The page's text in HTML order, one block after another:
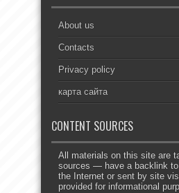
About us
Contacts
Privacy policy
карта сайта
CONTENT SOURCES
All materials on this site are
sources — have a backlink
the Internet or sent by site
provided for informational